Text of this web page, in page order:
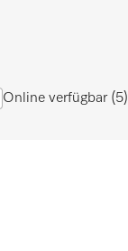
Online verfügbar (5)